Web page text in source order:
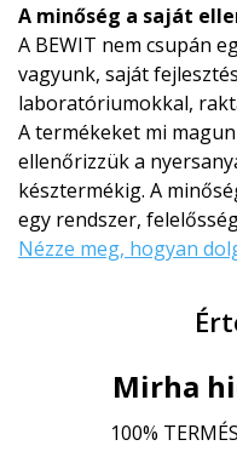
A minőség a saját
A BEWIT nem csupán
vagyunk, saját
laboratóriumokkal,
A termékeket mi
ellenőrizzük a
késztermékig. A
egy rendszer,
Nézze meg, hogyan
Mirha
100%